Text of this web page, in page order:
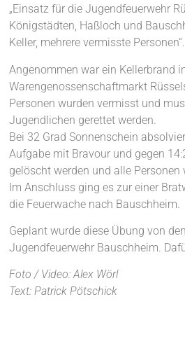
„Einsatz für die Jugendfeuerwehr
Königstädten, Haßloch und
Keller, mehrere vermisste Personen“.
Angenommen war ein Kellerbrand
Warengenossenschaftmarkt
Personen wurden vermisst und
Jugendlichen gerettet werden.
Bei 32 Grad Sonnenschein
Aufgabe mit Bravour und gegen
gelöscht werden und alle Personen
Im Anschluss ging es zur einer
die Feuerwache nach Bauschheim.
Geplant wurde diese Übung von
Jugendfeuerwehr Bauschheim.
Foto / Video: Alex Wörl
Text: Patrick Pötschick